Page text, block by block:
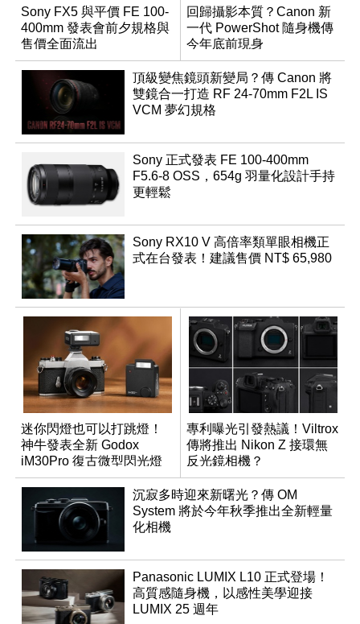
Sony FX5 與平價 FE 100-
400mm 發表會前夕規格與
售價全面流出
回歸攝影本質？Canon 新
一代 PowerShot 隨身機傳
今年底前現身
頂級變焦鏡頭新變局？傳 Canon 將
雙鏡合一打造 RF 24-70mm F2L IS
VCM 夢幻規格
Sony 正式發表 FE 100-400mm
F5.6-8 OSS，654g 羽量化設計手持
更輕鬆
Sony RX10 V 高倍率類單眼相機正
式在台發表！建議售價 NT$ 65,980
迷你閃燈也可以打跳燈！
神牛發表全新 Godox
iM30Pro 復古微型閃光燈
專利曝光引發熱議！Viltrox
傳將推出 Nikon Z 接環無
反光鏡相機？
沉寂多時迎來新曙光？傳 OM
System 將於今年秋季推出全新輕量
化相機
Panasonic LUMIX L10 正式登場！
高質感隨身機，以感性美學迎接
LUMIX 25 週年